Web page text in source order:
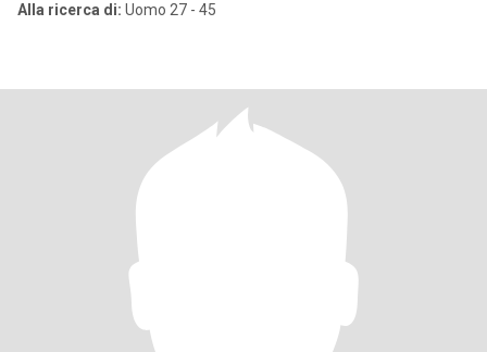
Alla ricerca di: Uomo 27 - 45